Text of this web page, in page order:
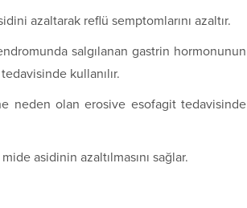
azaltarak reflü semptomlarını azaltır.
salgılanan gastrin hormonunun
kullanılır.
neden olan erosive esofagit tedavisinde
asidinin azaltılmasını sağlar.